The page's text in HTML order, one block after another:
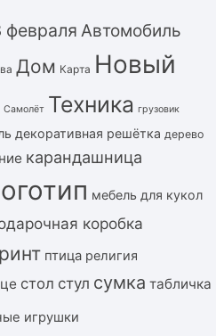
февраля Автомобиль
Дом Карта Новый
Самолёт Техника грузовик
декоративная решётка дерево
карандашница
мебель для кукол
коробка
птица религия
стол стул сумка табличка
игрушки